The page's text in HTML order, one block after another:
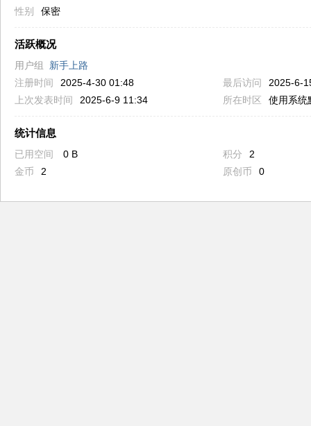
性别 保密
活跃概况
用户组 新手上路
注册时间
2025-4-30 01:48 最后访问
2025-6-
上次发表时间
2025-6-9 11:34 所在时区 使用系统
统计信息
已用空间 0 B 积分
2
金币
2 原创币 0